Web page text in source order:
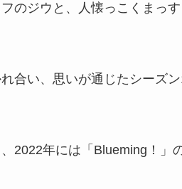
のジウと、人懐っこくまっ
合い、思いが通じたシーズ
2022年には「Blueming！」